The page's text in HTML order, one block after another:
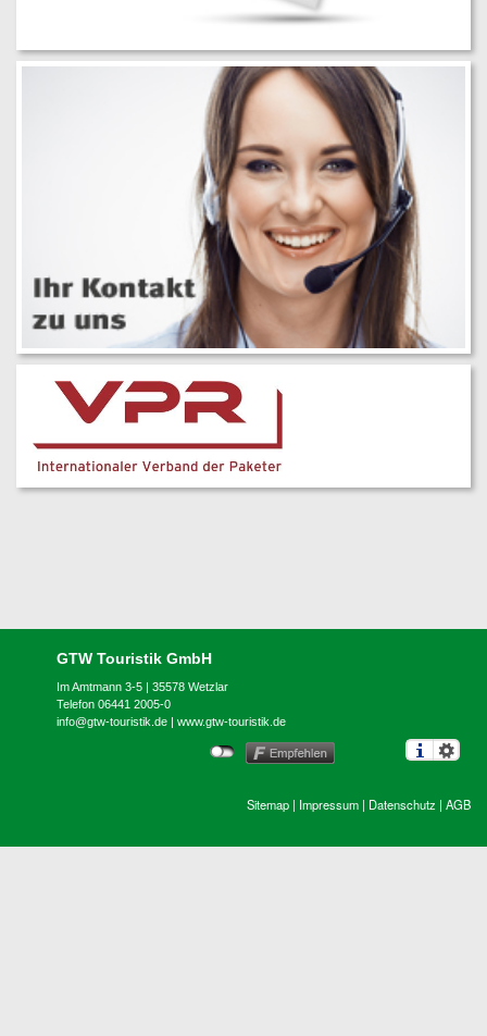
GTW Touristik GmbH
Im Amtmann 3-5 | 35578 Wetzlar
Telefon 06441 2005-0
info@gtw-touristik.de |www.gtw-touristik.de
Sitemap | Impressum | Datenschutz | AGB